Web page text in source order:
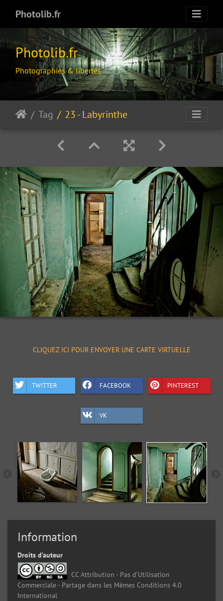
Photolib.fr
Photolib.fr
Photographies & libertés
Tag 23 - Labyrinthe
CLIQUEZ ICI POUR ENVOYER UNE CARTE VIRTUELLE
TWITTER FACEBOOK PINTEREST
VK
Information
Droits d’auteur
CC Attribution - Pas d’Utilisation
Commerciale - Partage dans les Mêmes Conditions 4.0
International